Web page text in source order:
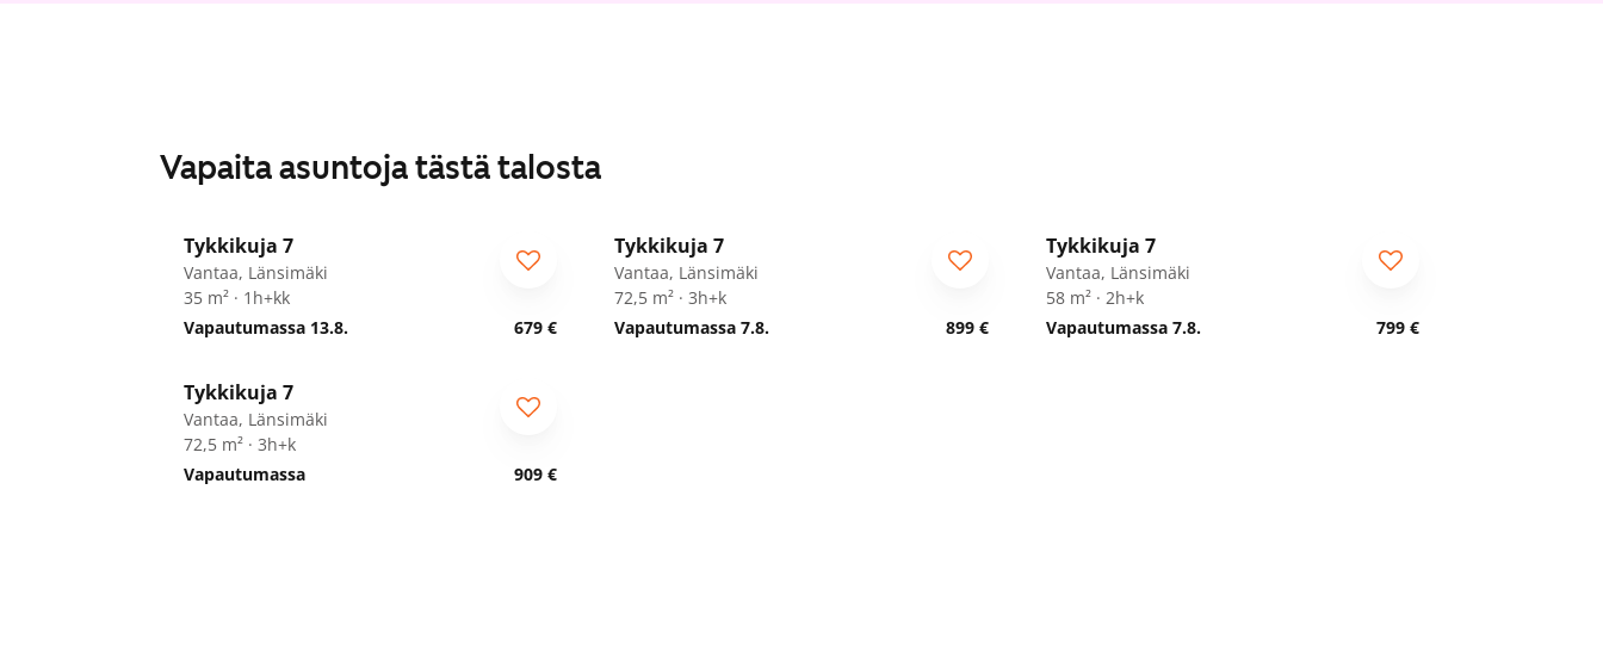
Vapaita asuntoja tästä talosta
Tykkikuja 7
Vantaa, Länsimäki
35 m² · 1h+kk
Vapautumassa 13.8.
679 €
Tykkikuja 7
Vantaa, Länsimäki
72,5 m² · 3h+k
Vapautumassa 7.8.
899 €
Tykkikuja 7
Vantaa, Länsimäki
58 m² · 2h+k
Vapautumassa 7.8.
799 €
Tykkikuja 7
Vantaa, Länsimäki
72,5 m² · 3h+k
Vapautumassa
909 €